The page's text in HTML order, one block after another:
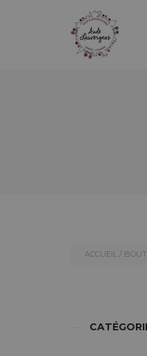
ACCUEIL /